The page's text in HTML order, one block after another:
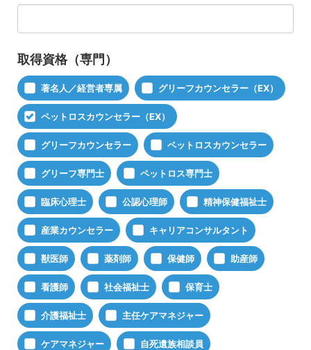
取得資格（専門）
著名人／経営者専属 グリーフカウンセラー（EX）
ペットロスカウンセラー（EX）
グリーフカウンセラー ペットロスカウンセラー
グリーフ専門士 ペットロス専門士
臨床心理士 公認心理師 精神保健福祉士
産業カウンセラー キャリアコンサルタント
獣医師 薬剤師 保健師 助産師
看護師 社会福祉士 保育士
介護福祉士 主任ケアマネジャー
ケアマネジャー 自死遺族相談員